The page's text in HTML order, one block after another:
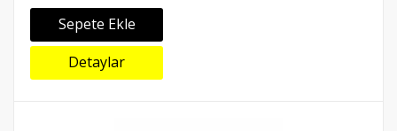
Sepete Ekle
Detaylar